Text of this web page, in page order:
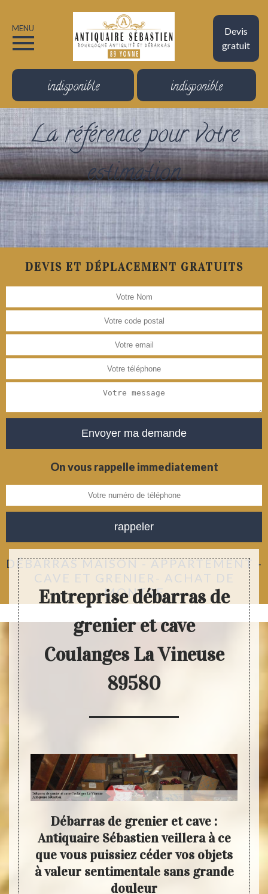
Devis
gratuit
MENU
indisponible indisponible
La référence pour votre
estimation
DEVIS ET DÉPLACEMENT GRATUITS
On vous rappelle immediatement
DÉBARRAS MAISON - APPARTEMENT -
CAVE ET GRENIER- ACHAT DE
MONTRE
Entreprise débarras de
grenier et cave
Coulanges La Vineuse
89580
très
Débarras de grenier et cave :
Antiquaire Sébastien veillera à ce
que vous puissiez céder vos objets
à valeur sentimentale sans grande
douleur
Par